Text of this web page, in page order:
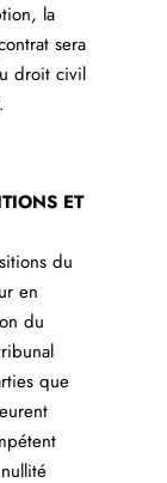
la
sera
droit civil
ET
du
en
du
que